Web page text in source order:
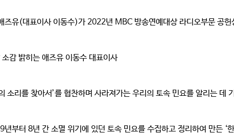
즈유(대표이사 이동수)가 2022년 MBC 방송연예대상 라디오부문 공헌
감 밝히는 애즈유 이동수 대표이사
소리를 찾아서’를 협찬하며 사라져가는 우리의 토속 민요를 알리는 데
부터 8년 간 소멸 위기에 있던 토속 민요를 수집하고 정리하여 만든